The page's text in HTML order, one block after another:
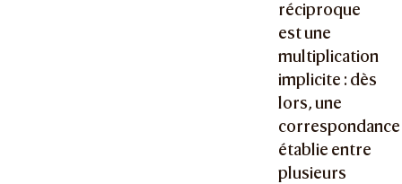
réciproque
est une
multiplication
implicite : dès
lors, une
correspondance
établie entre
plusieurs